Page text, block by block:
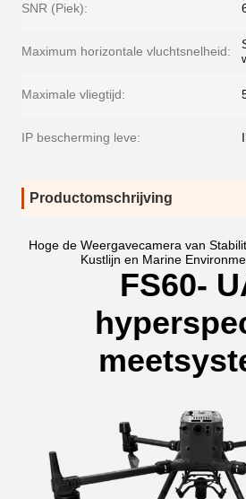
SNR (Piek):
Maximum horizontale vluchtsnelheid:
Maximale vliegtijd:
IP bescherming leve:
Productomschrijving
Hoge de Weergavecamera van
Kustlijn en Marine
FS60-